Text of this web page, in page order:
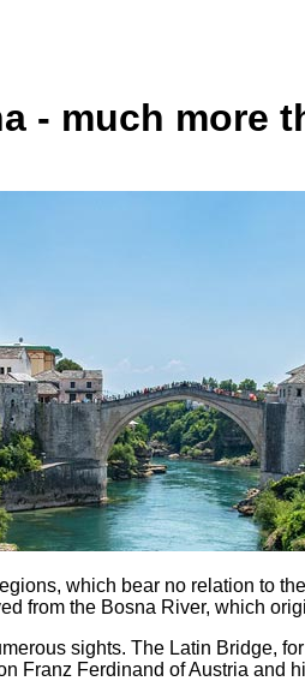
- much more
which bear no relation to
from the Bosna River, which
sights. The Latin Bridge,
Franz Ferdinand of Austria and